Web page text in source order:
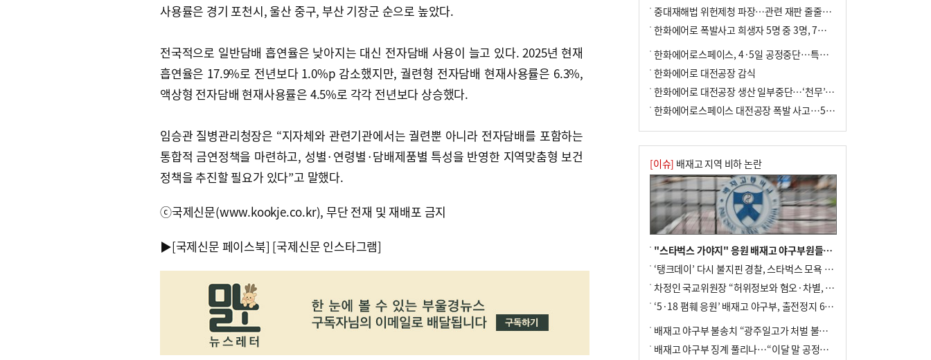
사용률은 경기 포천시, 울산 중구, 부산 기장군 순으로 높았다.
전국적으로 일반담배 흡연율은 낮아지는 대신 전자담배 사용이 늘고 있다. 2025년 현재
흡연율은 17.9%로 전년보다 1.0%p 감소했지만, 궐련형 전자담배 현재사용률은 6.3%,
액상형 전자담배 현재사용률은 4.5%로 각각 전년보다 상승했다.
임승관 질병관리청장은 “지자체와 관련기관에서는 궐련뿐 아니라 전자담배를 포함하는
통합적 금연정책을 마련하고, 성별·연령별·담배제품별 특성을 반영한 지역맞춤형 보건
정책을 추진할 필요가 있다”고 말했다.
ⓒ국제신문(www.kookje.co.kr), 무단 전재 및 재배포 금지
▶[국제신문 페이스북] [국제신문 인스타그램]
중대재해법 위헌제청 파장…관련 재판 줄줄이 브레이크
한화에어로 폭발사고 희생자 5명 중 3명, 7일 영면
한화에어로스페이스, 4·5일 공정중단…특별 안전점검
한화에어로 대전공장 감식
한화에어로 대전공장 생산 일부중단…‘천무’ 수출 비상
한화에어로스페이스 대전공장 폭발 사고…5명 사망·2명 부상(종합)
[이슈] 배재고 지역 비하 논란
"스타벅스 가야지" 응원 배재고 야구부원들, 학교서 징계 처분
‘탱크데이’ 다시 불지핀 경찰, 스타벅스 모욕 혐의 압수수색
차정인 국교위원장 “허위정보와 혐오·차별, 학교 교실까지 유입"
‘5·18 폄훼 응원’ 배재고 야구부, 출전정지 6개월→1개월 감경
배재고 야구부 불송치 “광주일고가 처벌 불원 의사 표해”
배재고 야구부 징계 풀리나…“이달 말 공정위서 재심의”